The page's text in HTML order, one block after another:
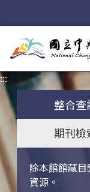
:::
整合查
期刊檢
除本館館藏
資源。
關鍵字搜尋